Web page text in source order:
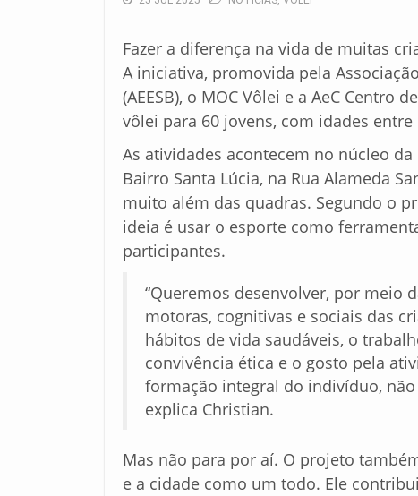
Fazer a diferença na vida de muitas
A iniciativa, promovida pela
(AEESB), o MOC Vôlei e a AeC Centro
vôlei para 60 jovens, com idades entre
As atividades acontecem no núcleo
Bairro Santa Lúcia, na Rua Alameda
muito além das quadras. Segundo o
ideia é usar o esporte como
participantes.
“Queremos desenvolver, por meio
motoras, cognitivas e sociais das
hábitos de vida saudáveis, o
convivência ética e o gosto pela
formação integral do indivíduo,
explica Christian.
Mas não para por aí. O projeto
e a cidade como um todo. Ele